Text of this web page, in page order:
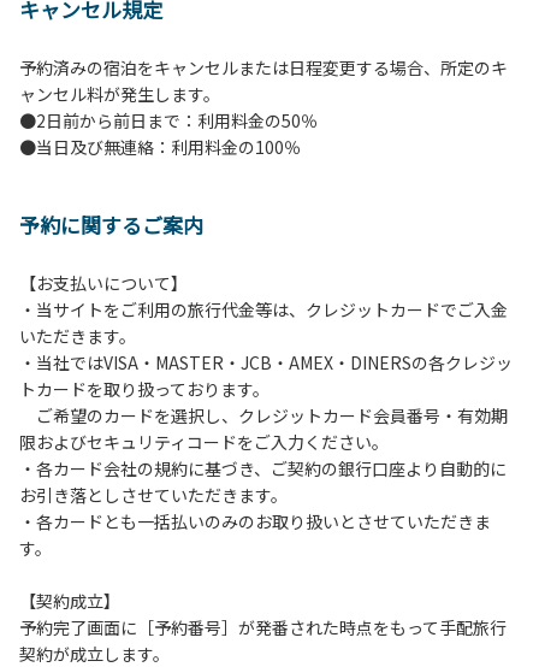
キャンセル規定
予約済みの宿泊をキャンセルまたは日程変更する場合、所定のキ
ャンセル料が発生します。
●2日前から前日まで：利用料金の50％
●当日及び無連絡：利用料金の100％
予約に関するご案内
【お支払いについて】
・当サイトをご利用の旅行代金等は、クレジットカードでご入金
いただきます。
・当社ではVISA・MASTER・JCB・AMEX・DINERSの各クレジッ
トカードを取り扱っております。
ご希望のカードを選択し、クレジットカード会員番号・有効期
限およびセキュリティコードをご入力ください。
・各カード会社の規約に基づき、ご契約の銀行口座より自動的に
お引き落としさせていただきます。
・各カードとも一括払いのみのお取り扱いとさせていただきま
す。
【契約成立】
予約完了画面に［予約番号］が発番された時点をもって手配旅行
契約が成立します。